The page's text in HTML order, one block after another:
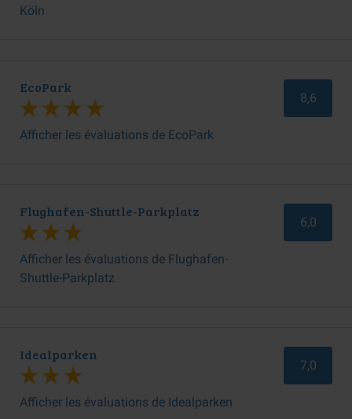
Köln
EcoPark
Afficher les évaluations de EcoPark
8,6
Flughafen-Shuttle-Parkplatz
Afficher les évaluations de Flughafen-
Shuttle-Parkplatz
6,0
Idealparken
Afficher les évaluations de Idealparken
7,0